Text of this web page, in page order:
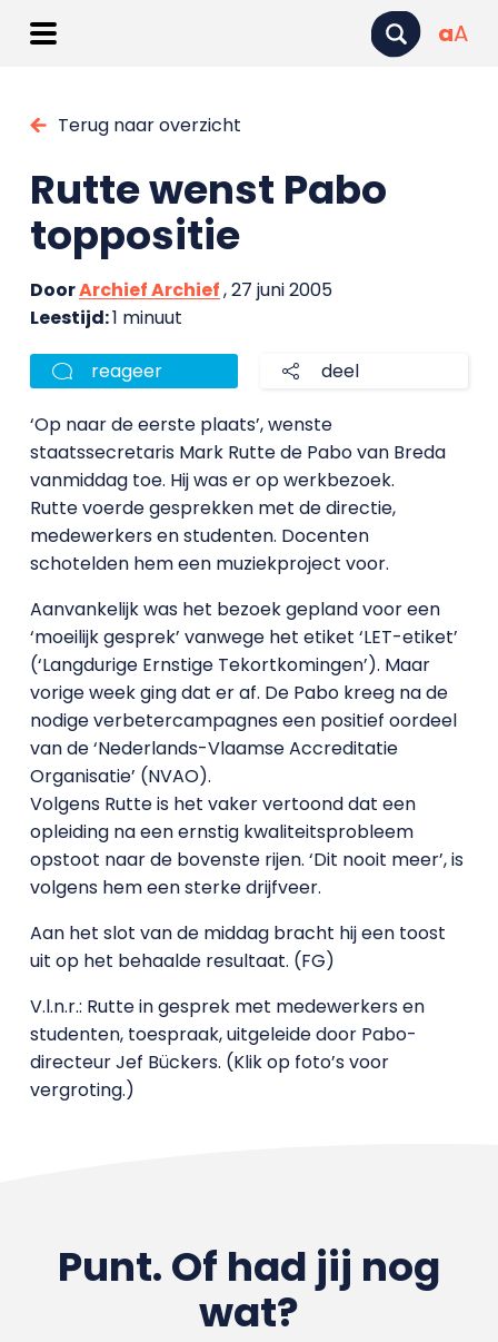
aA
Terug naar overzicht
Rutte wenst Pabo
toppositie
DoorArchief Archief, 27 juni 2005
Leestijd:1 minuut
reageer deel
‘Op naar de eerste plaats’, wenste
staatssecretaris Mark Rutte de Pabo van Breda
vanmiddag toe. Hij was er op werkbezoek.
Rutte voerde gesprekken met de directie,
medewerkers en studenten. Docenten
schotelden hem een muziekproject voor.
Aanvankelijk was het bezoek gepland voor een
‘moeilijk gesprek’ vanwege het etiket ‘LET-etiket’
(‘Langdurige Ernstige Tekortkomingen’). Maar
vorige week ging dat er af. De Pabo kreeg na de
nodige verbetercampagnes een positief oordeel
van de ‘Nederlands-Vlaamse Accreditatie
Organisatie’ (NVAO).
Volgens Rutte is het vaker vertoond dat een
opleiding na een ernstig kwaliteitsprobleem
opstoot naar de bovenste rijen. ‘Dit nooit meer’, is
volgens hem een sterke drijfveer.
Aan het slot van de middag bracht hij een toost
uit op het behaalde resultaat. (FG)
V.l.n.r.: Rutte in gesprek met medewerkers en
studenten, toespraak, uitgeleide door Pabo-
directeur Jef Bückers. (Klik op foto’s voor
vergroting.)
Punt. Of had jij nog
wat?